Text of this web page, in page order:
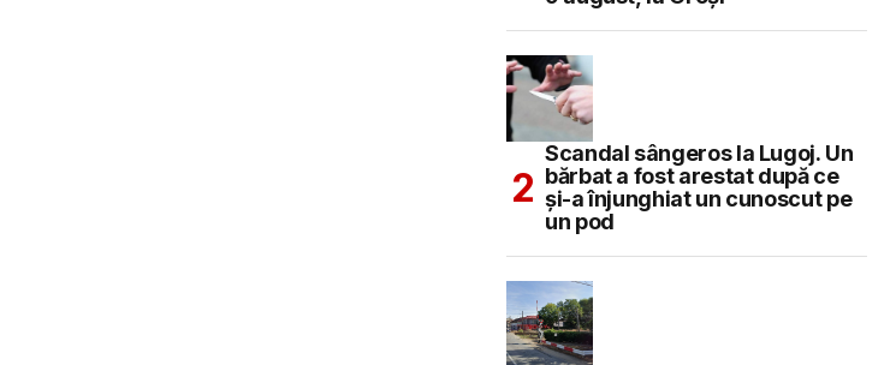
Scandal sângeros la Lugoj. Un
bărbat a fost arestat după ce
și-a înjunghiat un cunoscut pe
un pod